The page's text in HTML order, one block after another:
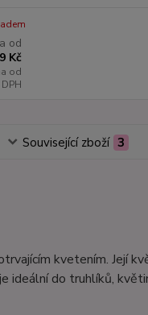
od
Kč
od
Související zboží 3
kvetením. Její
do truhlíků,